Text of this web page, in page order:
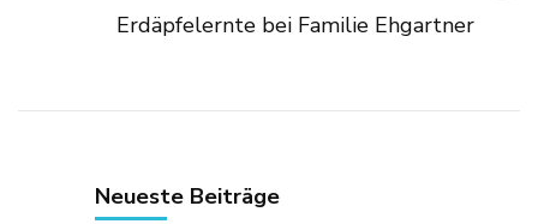
Erdäpfelernte bei Familie Ehgartner
Neueste Beiträge